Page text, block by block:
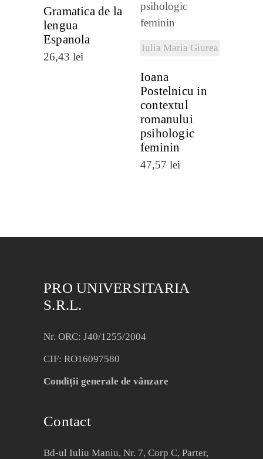
Gramatica de la
lengua
Espanola
26,43 lei
Iulia Maria Giurea
DETALII
Ioana
Postelnicu in
contextul
romanului
psihologic
feminin
47,57 lei
PRO UNIVERSITARIA
S.R.L.
Nr. ORC: J40/1255/2004
CIF: RO16097580
Condiții generale de vânzare
Contact
Bd-ul Iuliu Maniu, Nr. 7, Corp C, Parter,